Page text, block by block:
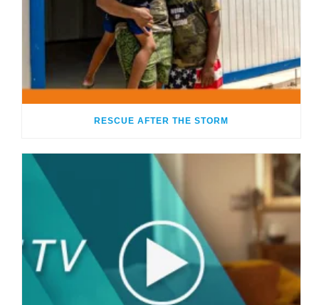
RESCUE AFTER THE STORM